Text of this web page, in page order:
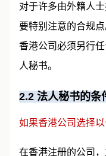
对于许多由外籍人
要特别注意的合规
香港公司必须另行
人秘书。
2.2 法人秘书的条
如果香港公司选择
在香港注册的公司